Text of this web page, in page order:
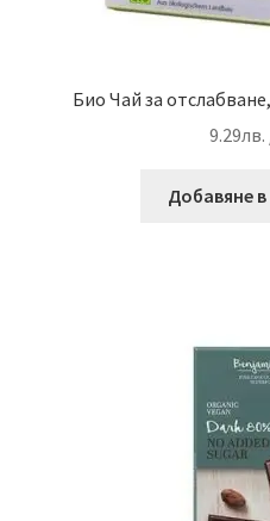
Био Чай за
9.29лв.
Добавяне